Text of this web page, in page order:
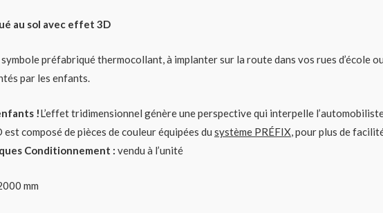
au sol avec effet 3D
préfabriqué thermocollant, à implanter sur la route dans vos rues d’école
par les enfants.
!L’effet tridimensionnel génère une perspective qui interpelle
composé de pièces de couleur équipées du système PRÉFIX, pour plus de
Conditionnement : vendu à l’unité
mm